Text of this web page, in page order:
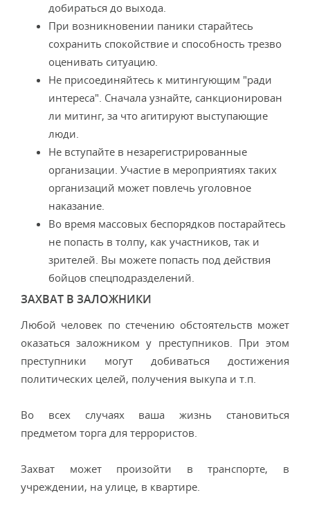
добираться до выхода.
При возникновении паники старайтесь
сохранить спокойствие и способность трезво
оценивать ситуацию.
Не присоединяйтесь к митингующим "ради
интереса". Сначала узнайте, санкционирован
ли митинг, за что агитируют выступающие
люди.
Не вступайте в незарегистрированные
организации. Участие в мероприятиях таких
организаций может повлечь уголовное
наказание.
Во время массовых беспорядков постарайтесь
не попасть в толпу, как участников, так и
зрителей. Вы можете попасть под действия
бойцов спецподразделений.
ЗАХВАТ В ЗАЛОЖНИКИ
Любой человек по стечению обстоятельств может
оказаться заложником у преступников. При этом
преступники могут добиваться достижения
политических целей, получения выкупа и т.п.
Во всех случаях ваша жизнь становиться
предметом торга для террористов.
Захват может произойти в транспорте, в
учреждении, на улице, в квартире.